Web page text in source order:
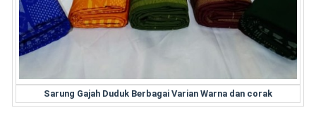
Sarung Gajah Duduk Berbagai Varian Warna dan corak